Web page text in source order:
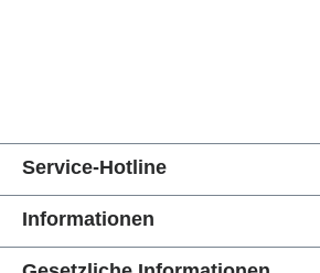
Service-Hotline
Informationen